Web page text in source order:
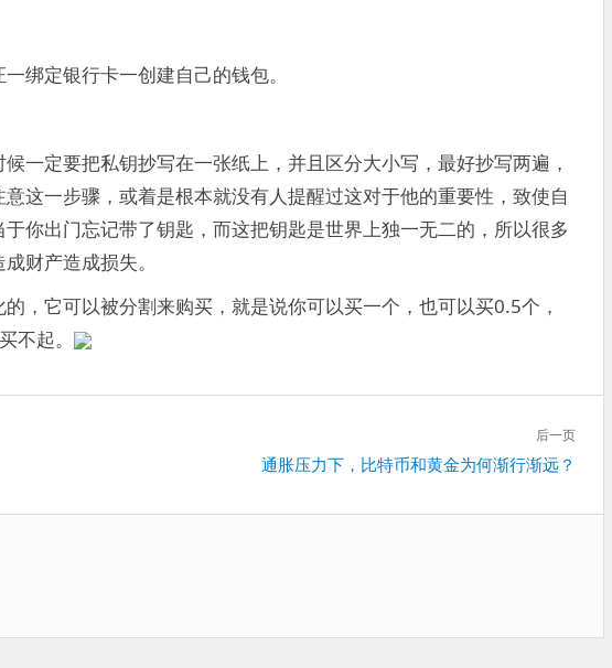
绑定银行卡一创建自己的钱包。
一定要把私钥抄写在一张纸上，并且区分大小写，最好抄写两遍，
这一步骤，或着是根本就没有人提醒过这对于他的重要性，致使自
你出门忘记带了钥匙，而这把钥匙是世界上独一无二的，所以很多
财产造成损失。
，它可以被分割来购买，就是说你可以买一个，也可以买0.5个，
不起。
后一页
篇：
通胀压力下，比特币和黄金为何渐行渐远？